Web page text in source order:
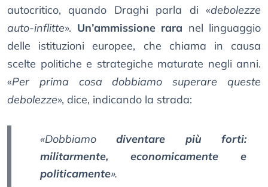
autocritico, quando Draghi parla di «debolezze
auto-inflitte». Un’ammissione rara nel linguaggio
delle istituzioni europee, che chiama in causa
scelte politiche e strategiche maturate negli anni.
«Per prima cosa dobbiamo superare queste
debolezze», dice, indicando la strada:
«Dobbiamodiventare più forti:
militarmente, economicamente e
politicamente».